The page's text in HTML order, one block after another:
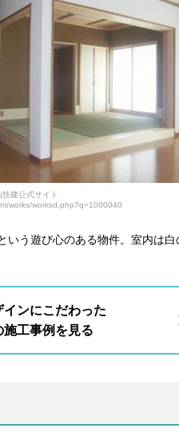
建公式サイト
works/worksd.php?q=1000040
いう遊び心のある物件。室内は
インにこだわった
施工事例を見る